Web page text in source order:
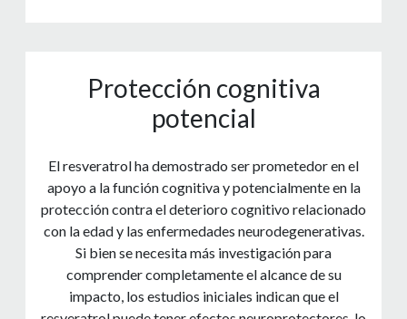
Protección cognitiva
potencial
El resveratrol ha demostrado ser prometedor en el
apoyo a la función cognitiva y potencialmente en la
protección contra el deterioro cognitivo relacionado
con la edad y las enfermedades neurodegenerativas.
Si bien se necesita más investigación para
comprender completamente el alcance de su
impacto, los estudios iniciales indican que el